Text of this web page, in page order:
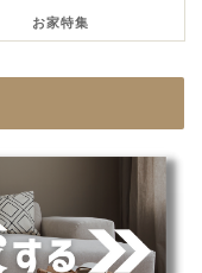
お家特集